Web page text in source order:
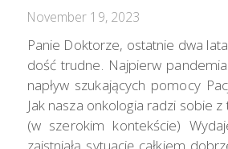
November 19, 2023
Panie Doktorze, ostatnie dwa
dość trudne. Najpierw
napływ szukających pomocy
Jak nasza onkologia radzi sobie
(w szerokim kontekście)